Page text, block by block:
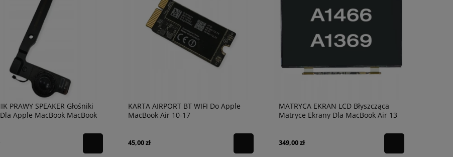
PRAWY SPEAKER Głośniki
Apple MacBook MacBook
KARTA AIRPORT BT WIFI Do Apple
MacBook Air 10-17
45,00 zł
MATRYCA EKRAN LCD Błyszcząca
Matryce Ekrany Dla MacBook Air 13
349,00 zł